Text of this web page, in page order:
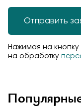
Отправить
Нажимая на кнопку
на обработку